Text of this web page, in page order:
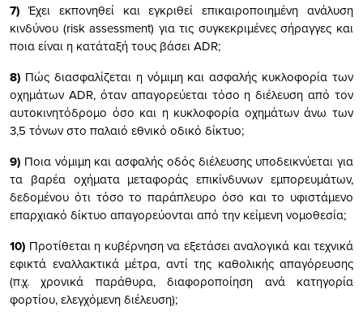
7) Έχει εκπονηθεί και εγκριθεί επικαιροποιημένη ανάλυση
κινδύνου (risk assessment) για τις συγκεκριμένες σήραγγες και
ποια είναι η κατάταξή τους βάσει ADR;
8) Πώς διασφαλίζεται η νόμιμη και ασφαλής κυκλοφορία των
οχημάτων ADR, όταν απαγορεύεται τόσο η διέλευση από τον
αυτοκινητόδρομο όσο και η κυκλοφορία οχημάτων άνω των
3,5 τόνων στο παλαιό εθνικό οδικό δίκτυο;
9) Ποια νόμιμη και ασφαλής οδός διέλευσης υποδεικνύεται για
τα βαρέα οχήματα μεταφοράς επικίνδυνων εμπορευμάτων,
δεδομένου ότι τόσο το παράπλευρο όσο και το υφιστάμενο
επαρχιακό δίκτυο απαγορεύονται από την κείμενη νομοθεσία;
10) Προτίθεται η κυβέρνηση να εξετάσει αναλογικά και τεχνικά
εφικτά εναλλακτικά μέτρα, αντί της καθολικής απαγόρευσης
(π.χ. χρονικά παράθυρα, διαφοροποίηση ανά κατηγορία
φορτίου, ελεγχόμενη διέλευση);